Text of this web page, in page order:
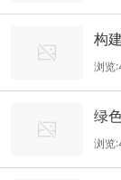
构
浏览
绿
浏览